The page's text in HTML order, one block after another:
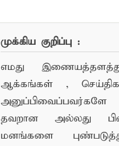
முக்கிய குறிப்பு :
எமது
ஆக்கங்கள் ,
தவறான அல்லது
மனங்களை